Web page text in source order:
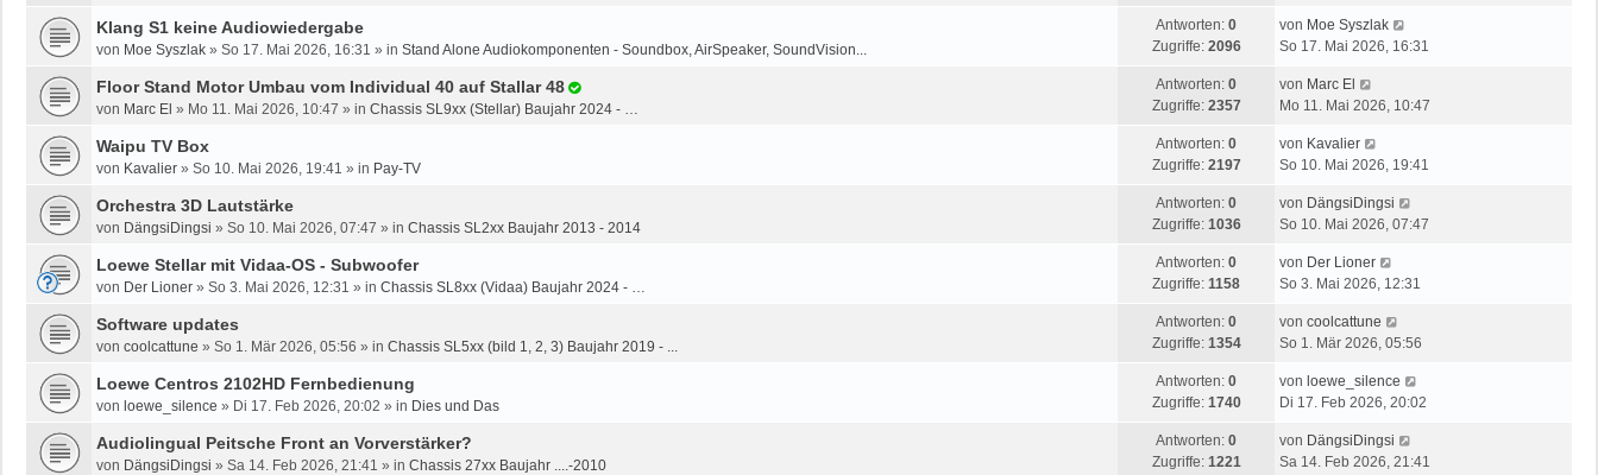
Klang S1 keine Audiowiedergabe
von Moe Syszlak » So 17. Mai 2026, 16:31 » in Stand Alone Audiokomponenten - Soundbox, AirSpeaker, SoundVision...
Antworten: 0
Zugriffe: 2096
von Moe Syszlak
So 17. Mai 2026, 16:31
Floor Stand Motor Umbau vom Individual 40 auf Stallar 48
von Marc El » Mo 11. Mai 2026, 10:47 » in Chassis SL9xx (Stellar) Baujahr 2024 - …
Antworten: 0
Zugriffe: 2357
von Marc El
Mo 11. Mai 2026, 10:47
Waipu TV Box
von Kavalier » So 10. Mai 2026, 19:41 » in Pay-TV
Antworten: 0
Zugriffe: 2197
von Kavalier
So 10. Mai 2026, 19:41
Orchestra 3D Lautstärke
von DängsiDingsi » So 10. Mai 2026, 07:47 » in Chassis SL2xx Baujahr 2013 - 2014
Antworten: 0
Zugriffe: 1036
von DängsiDingsi
So 10. Mai 2026, 07:47
Loewe Stellar mit Vidaa-OS - Subwoofer
von Der Lioner » So 3. Mai 2026, 12:31 » in Chassis SL8xx (Vidaa) Baujahr 2024 - …
Antworten: 0
Zugriffe: 1158
von Der Lioner
So 3. Mai 2026, 12:31
Software updates
von coolcattune » So 1. Mär 2026, 05:56 » in Chassis SL5xx (bild 1, 2, 3) Baujahr 2019 - ...
Antworten: 0
Zugriffe: 1354
von coolcattune
So 1. Mär 2026, 05:56
Loewe Centros 2102HD Fernbedienung
von loewe_silence » Di 17. Feb 2026, 20:02 » in Dies und Das
Antworten: 0
Zugriffe: 1740
von loewe_silence
Di 17. Feb 2026, 20:02
Audiolingual Peitsche Front an Vorverstärker?
von DängsiDingsi » Sa 14. Feb 2026, 21:41 » in Chassis 27xx Baujahr ....-2010
Antworten: 0
Zugriffe: 1221
von DängsiDingsi
Sa 14. Feb 2026, 21:41